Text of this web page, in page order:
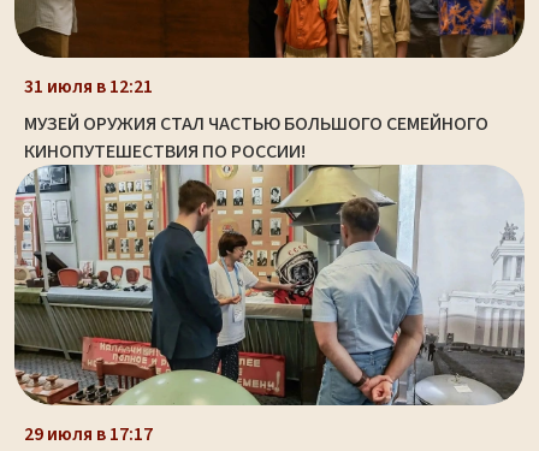
31 июля в 12:21
МУЗЕЙ ОРУЖИЯ СТАЛ ЧАСТЬЮ БОЛЬШОГО СЕМЕЙНОГО
КИНОПУТЕШЕСТВИЯ ПО РОССИИ!
29 июля в 17:17